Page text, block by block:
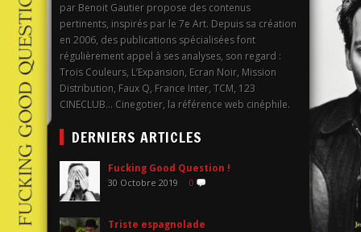
par Benoit Gautier propose des contenus
pertinents, inspirés par le 7e Art. Depuis sa création
en 2006, des publications spécialisées font
régulièrement appel à ses analyses, son regard :
Trois Couleurs, L’Expansion, Ecran Noir, Mission
Distribution, Faux Q, France Inter, TCM, 123
CINECLUB… Cinegotier, la référence web cinéphile.
DERNIERS ARTICLES
Fucking Good Question !
30 Octobre 2019 0
Triste espagnolade